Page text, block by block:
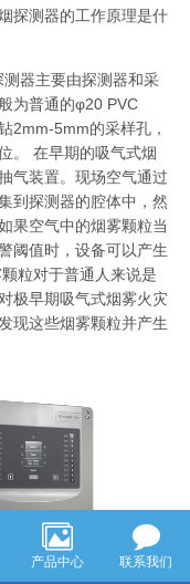
探测器的工作原理是什
器主要由探测器和采
为普通的φ20 PVC
2mm-5mm的采样孔，
。 在早期的吸气式烟
气装置。现场空气通过
到探测器的腔体中，然
果空气中的烟雾颗粒当
阈值时，设备可以产生
粒对于普通人来说是
极早期吸气式烟雾火灾
现这些烟雾颗粒并产生
产品中心 联系我们